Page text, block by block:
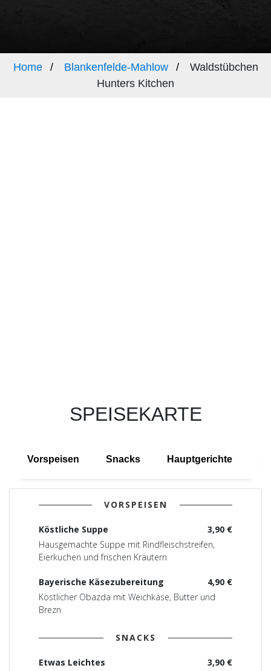
Home Blankenfelde-Mahlow
Waldstübchen
Hunters Kitchen
SPEISEKARTE
Vorspeisen Snacks Hauptgerichte
VORSPEISEN
3,90 €
Köstliche Suppe
Hausgemachte Suppe mit Rindfleischstreifen,
Eierkuchen und frischen Kräutern
4,90 €
Bayerische Käsezubereitung
Köstlicher Obazda mit Weichkäse, Butter und
Brezn
SNACKS
3,90 €
Etwas Leichtes